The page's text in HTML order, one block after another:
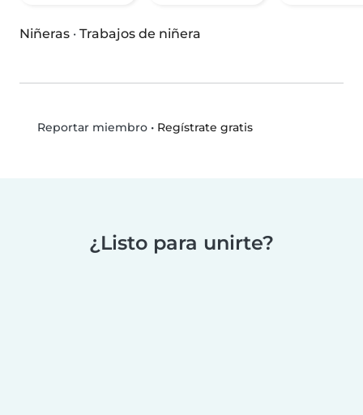
Niñeras · Trabajos de niñera
Reportar miembro• Regístrate gratis
¿Listo para unirte?